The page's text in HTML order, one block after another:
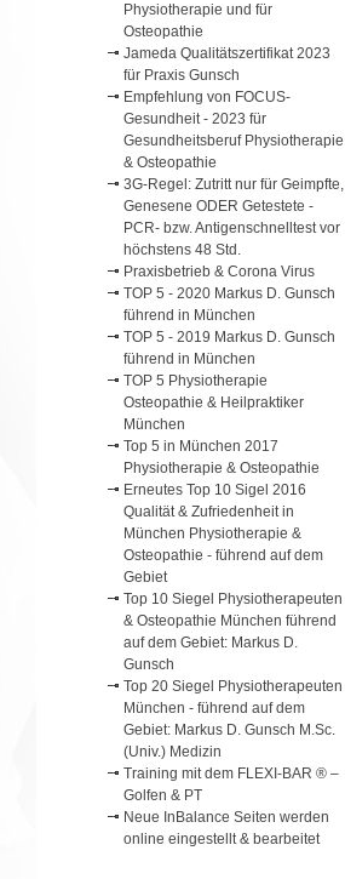
Physiotherapie und für
Osteopathie
Jameda Qualitätszertifikat 2023
für Praxis Gunsch
Empfehlung von FOCUS-
Gesundheit - 2023 für
Gesundheitsberuf Physiotherapie
& Osteopathie
3G-Regel: Zutritt nur für Geimpfte,
Genesene ODER Getestete -
PCR- bzw. Antigenschnelltest vor
höchstens 48 Std.
Praxisbetrieb & Corona Virus
TOP 5 - 2020 Markus D. Gunsch
führend in München
TOP 5 - 2019 Markus D. Gunsch
führend in München
TOP 5 Physiotherapie
Osteopathie & Heilpraktiker
München
Top 5 in München 2017
Physiotherapie & Osteopathie
Erneutes Top 10 Sigel 2016
Qualität & Zufriedenheit in
München Physiotherapie &
Osteopathie - führend auf dem
Gebiet
Top 10 Siegel Physiotherapeuten
& Osteopathie München führend
auf dem Gebiet: Markus D.
Gunsch
Top 20 Siegel Physiotherapeuten
München - führend auf dem
Gebiet: Markus D. Gunsch M.Sc.
(Univ.) Medizin
Training mit dem FLEXI-BAR ® –
Golfen & PT
Neue InBalance Seiten werden
online eingestellt & bearbeitet